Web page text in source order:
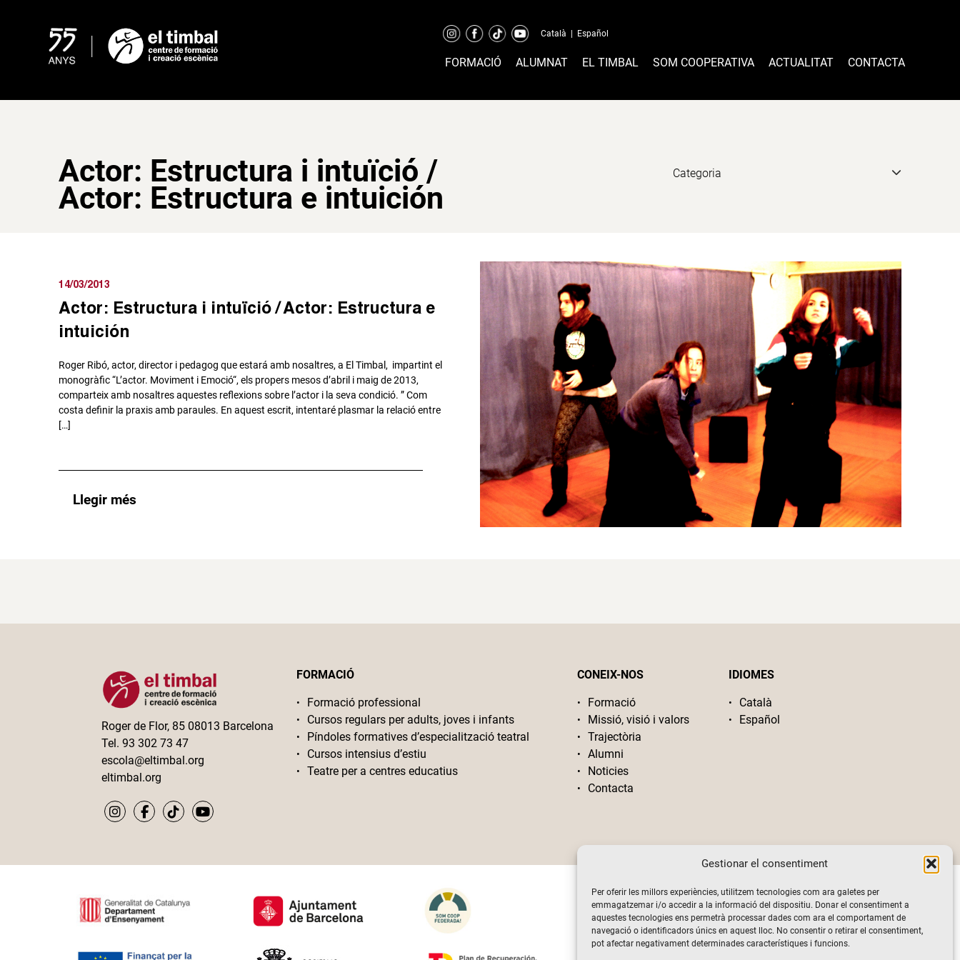
Gestionar el consentiment
Per oferir les millors experiències, utilitzem tecnologies com ara galetes per
emmagatzemar i/o accedir a la informació del dispositiu. Donar el consentiment a
aquestes tecnologies ens permetrà processar dades com ara el comportament de
navegació o identificadors únics en aquest lloc. No consentir o retirar el consentiment,
pot afectar negativament determinades característiques i funcions.
Català Español
FORMACIÓ ALUMNAT EL TIMBAL SOM COOPERATIVA ACTUALITAT CONTACTA
Actor: Estructura i intuïció /
Actor: Estructura e intuición
14/03/2013
Actor: Estructura i intuïció / Actor: Estructura e
intuición
Roger Ribó, actor, director i pedagog que estará amb nosaltres, a El Timbal, impartint el
monogràfic “L’actor. Moviment i Emoció“, els propers mesos d’abril i maig de 2013,
comparteix amb nosaltres aquestes reflexions sobre l’actor i la seva condició. ” Com
costa definir la praxis amb paraules. En aquest escrit, intentaré plasmar la relació entre
[…]
Llegir més
Roger de Flor, 85 08013 Barcelona
Tel. 93 302 73 47
escola@eltimbal.org
eltimbal.org
FORMACIÓ
Formació professional
Cursos regulars per adults, joves i infants
Píndoles formatives d’especialització teatral
Cursos intensius d’estiu
Teatre per a centres educatius
CONEIX-NOS
Formació
Missió, visió i valors
Trajectòria
Alumni
Noticies
Contacta
IDIOMES
Català
Español